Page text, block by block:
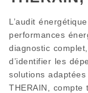
L’audit
performances
diagnostic
d’identifier les
solutions
THERAIN,